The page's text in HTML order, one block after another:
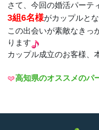
さて、今回の婚活パーテ
3組6名様がカップルと
この出会いが素敵なきっ
ります
カップル成立のお客様、
高知県のオススメのパ